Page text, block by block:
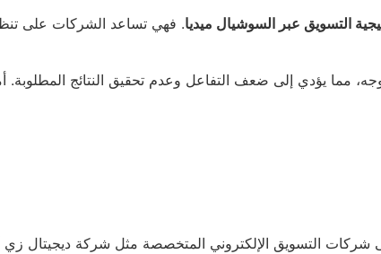
التسويق عبر السوشيال ميديا. فهي تساعد الشركات على
مما يؤدي إلى ضعف التفاعل وعدم تحقيق النتائج المطلوبة.
شركات التسويق الإلكتروني المتخصصة مثل شركة ديجيتال زي